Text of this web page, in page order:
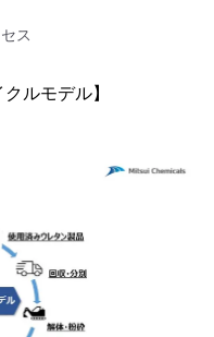
ス
ルモデル】